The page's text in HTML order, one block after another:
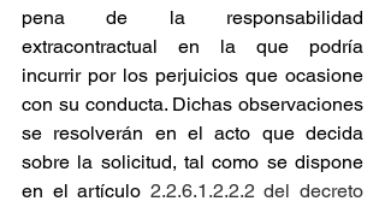
pena de la responsabilidad
extracontractual en la que podría
incurrir por los perjuicios que ocasione
con su conducta. Dichas observaciones
se resolverán en el acto que decida
sobre la solicitud, tal como se dispone
en el artículo 2.2.6.1.2.2.2 del decreto